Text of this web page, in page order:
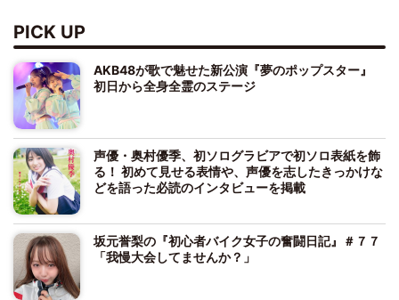
PICK UP
AKB48が歌で魅せた新公演『夢のポップスター』
初日から全身全霊のステージ
声優・奥村優季、初ソログラビアで初ソロ表紙を飾
る！ 初めて見せる表情や、声優を志したきっかけな
どを語った必読のインタビューを掲載
坂元誉梨の『初心者バイク女子の奮闘日記』＃７７
「我慢大会してませんか？」